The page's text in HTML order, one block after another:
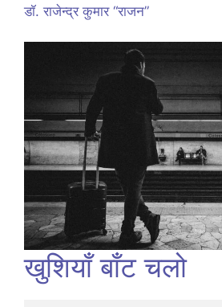
डॉ. राजेन्द्र कुमार “राजन”
खुशियाँ बाँट चलो